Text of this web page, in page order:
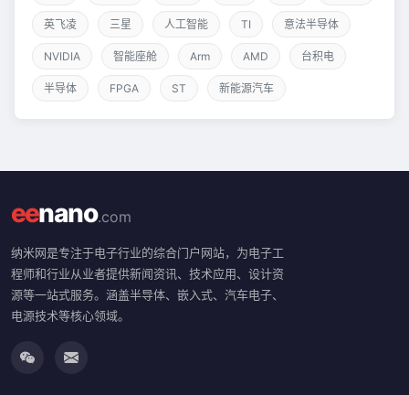
英飞凌 三星 人工智能 TI 意法半导体
NVIDIA 智能座舱 Arm AMD 台积电
半导体 FPGA ST 新能源汽车
eenano.com
纳米网是专注于电子行业的综合门户网站，为电子工
程师和行业从业者提供新闻资讯、技术应用、设计资
源等一站式服务。涵盖半导体、嵌入式、汽车电子、
电源技术等核心领域。